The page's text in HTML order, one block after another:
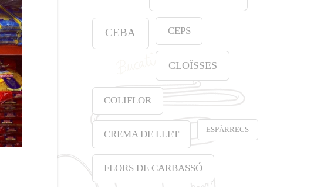
CEBA CEPS
CLOÏSSES
COLIFLOR
CREMA DE LLET ESPÀRRECS
FLORS DE CARBASSÓ